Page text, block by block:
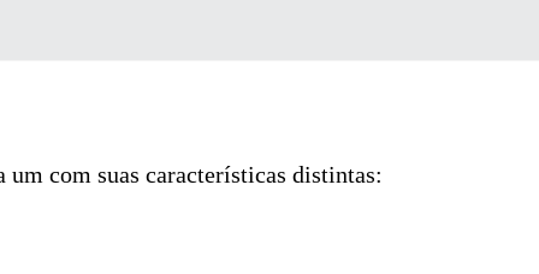
um com suas características distintas: